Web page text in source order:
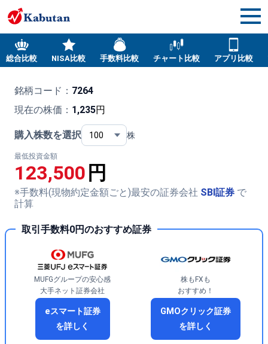
総合比較 NISA比較 手数料比較 チャート比較 アプリ比較
銘柄コード： 7264
現在の株価： 1,235円
購入株数を選択 株
最低投資金額
123,500 円
※手数料(現物約定金額ごと)最安の証券会社 SBI証券 で
計算
取引手数料0円のおすすめ証券
MUFGグループの安心感
大手ネット証券会社
eスマート証券
を詳しく
株もFXも
おすすめ！
GMOクリック証券
を詳しく